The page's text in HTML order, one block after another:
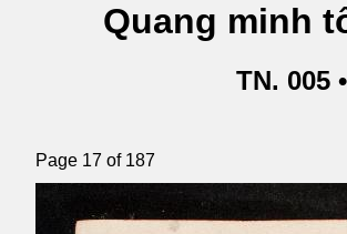
Quang minh
TN. 005
Page 17 of 187